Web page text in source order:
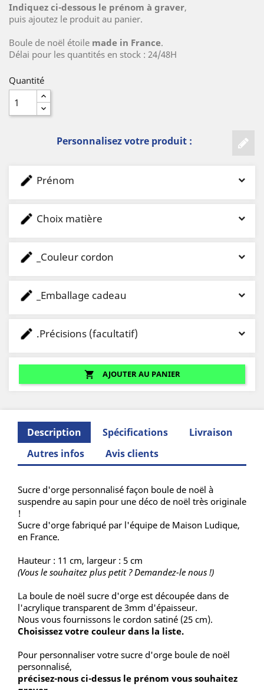
Indiquez ci-dessous le prénom à graver,
puis ajoutez le produit au panier.
Boule de noël étoile made in France.
Délai pour les quantités en stock : 24/48H
Quantité
Personnalisez votre produit :
Prénom
Choix matière
_Couleur cordon
_Emballage cadeau
.Précisions (facultatif)
shopping_cart AJOUTER AU PANIER
Description Spécifications
Livraison
Autres infos
Avis clients
Sucre d'orge personnalisé façon boule de noël à
suspendre au sapin pour une déco de noël très originale
!
Sucre d'orge fabriqué par l'équipe de Maison Ludique,
en France.
Hauteur : 11 cm, largeur : 5 cm
(Vous le souhaitez plus petit ? Demandez-le nous !)
La boule de noël sucre d'orge est découpée dans de
l'acrylique transparent de 3mm d'épaisseur.
Nous vous fournissons le cordon satiné (25 cm).
Choisissez votre couleur dans la liste.
Pour personnaliser votre sucre d'orge boule de noël
personnalisé,
précisez-nous ci-dessus le prénom vous souhaitez